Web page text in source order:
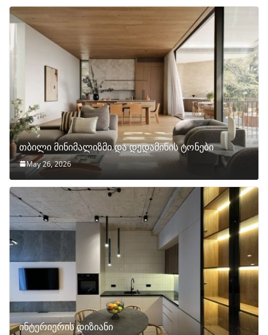
თბილი მინიმალიზმი და დედამიწის ტონები
May 26, 2026
ინტერიერის დიზიანი